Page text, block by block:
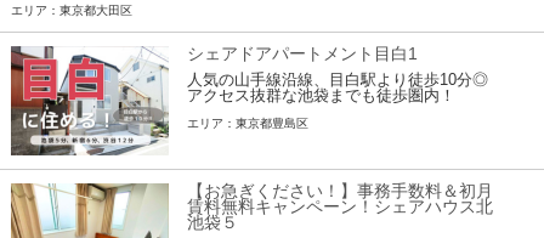
エリア：東京都大田区
シェアドアパートメント目白1
人気の山手線沿線、目白駅より徒歩10分◎
アクセス抜群な池袋までも徒歩圏内！
エリア：東京都豊島区
【お急ぎください！】事務手数料＆初月
賃料無料キャンペーン！シェアハウス北
池袋５